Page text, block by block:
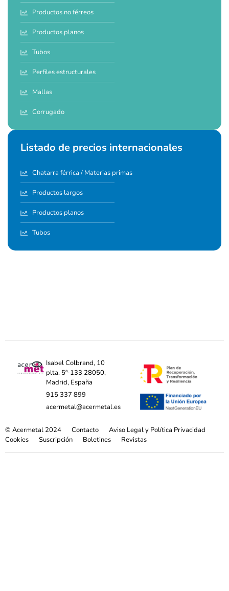
Productos no férreos
Productos planos
Tubos
Perfiles estructurales
Mallas
Corrugado
Listado de precios internacionales
Chatarra férrica / Materias primas
Productos largos
Productos planos
Tubos
Isabel Colbrand, 10
plta. 5ª-133 28050,
Madrid, España
915 337 899
acermetal@acermetal.es
© Acermetal 2024 Contacto
Aviso Legal y Política Privacidad
Cookies
Suscripción Boletines Revistas